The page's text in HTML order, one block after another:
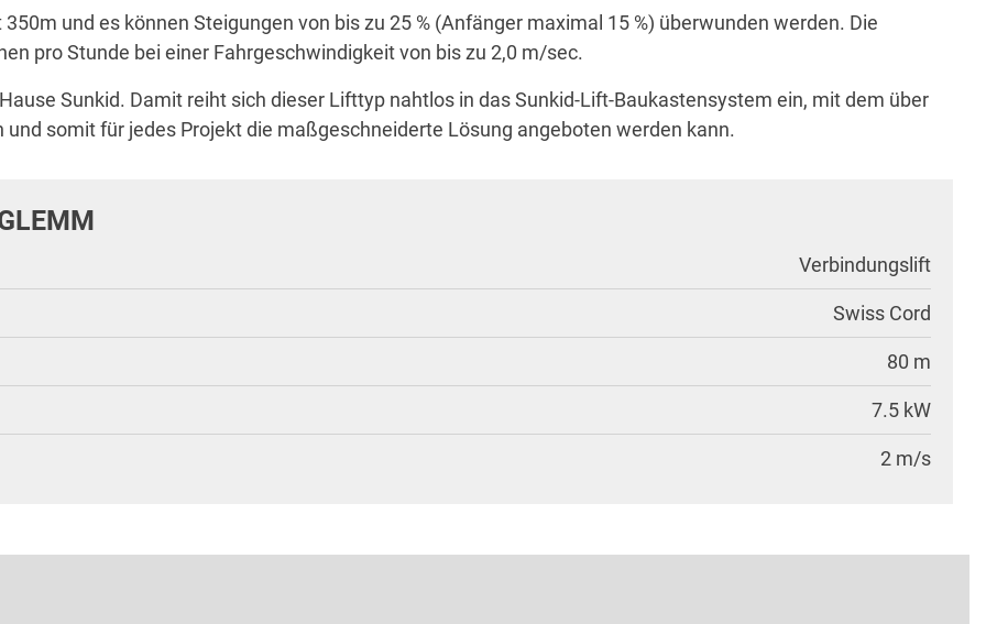
und es können Steigungen von bis zu 25 % (Anfänger maximal 15 %) überwunden werden. Die
pro Stunde bei einer Fahrgeschwindigkeit von bis zu 2,0 m/sec.
Sunkid. Damit reiht sich dieser Lifttyp nahtlos in das Sunkid-Lift-Baukastensystem ein, mit dem über
somit für jedes Projekt die maßgeschneiderte Lösung angeboten werden kann.
Verbindungslift
Swiss Cord
80 m
7.5 kW
2 m/s